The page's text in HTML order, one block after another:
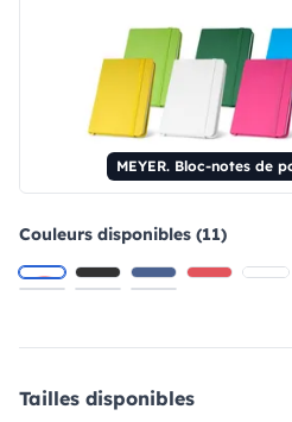
Couleurs disponibles (11)
Tailles disponibles